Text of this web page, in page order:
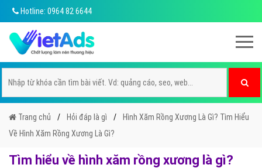
Hotline: 0964 82 6644
Trang chủ Hỏi đáp là gì
Hình Xăm Rồng Xương Là Gì? Tìm Hiểu
Về Hình Xăm Rồng Xương Là Gì?
Tìm hiểu về hình xăm rồng xương là gì?